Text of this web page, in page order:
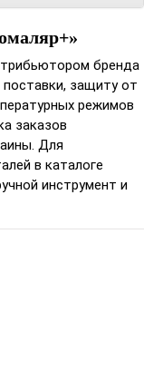
слоя
под давлением 3-4
минут. Вязкость
бренда
защиту от
режимов
заказов
Для
в каталоге
инструмент и